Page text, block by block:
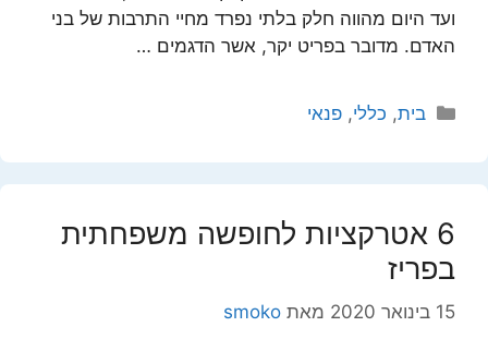
ועד היום מהווה חלק בלתי נפרד מחיי התרבות של בני
האדם. מדובר בפריט יקר, אשר הדגמים …
קטגוריות
בית, כללי,פנאי
6 אטרקציות לחופשה משפחתית
בפריז
15 בינואר 2020 מאת smoko